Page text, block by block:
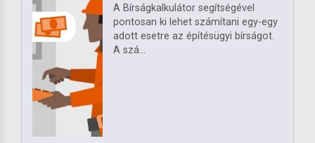
A Bírságkalkulátor segítségével
pontosan ki lehet számítani egy-egy
adott esetre az építésügyi bírságot.
A szá...